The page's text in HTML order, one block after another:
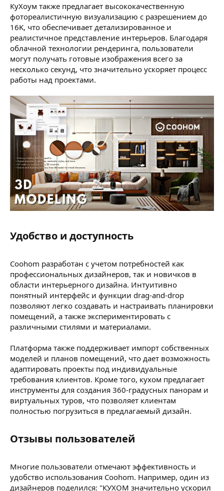
КуХоум также предлагает высококачественную
фотореалистичную визуализацию с разрешением до
16K, что обеспечивает детализированное и
реалистичное представление интерьеров. Благодаря
облачной технологии рендеринга, пользователи
могут получать готовые изображения всего за
несколько секунд, что значительно ускоряет процесс
работы над проектами.
Удобство и доступность​
Coohom разработан с учетом потребностей как
профессиональных дизайнеров, так и новичков в
области интерьерного дизайна. Интуитивно
понятный интерфейс и функции drag-and-drop
позволяют легко создавать и настраивать планировки
помещений, а также экспериментировать с
различными стилями и материалами.
Платформа также поддерживает импорт собственных
моделей и планов помещений, что дает возможность
адаптировать проекты под индивидуальные
требования клиентов. Кроме того, кухом предлагает
инструменты для создания 360-градусных панорам и
виртуальных туров, что позволяет клиентам
полностью погрузиться в предлагаемый дизайн.
Отзывы пользователей​
Многие пользователи отмечают эффективность и
удобство использования Coohom. Например, один из
дизайнеров поделился: "КУХОМ значительно ускорил